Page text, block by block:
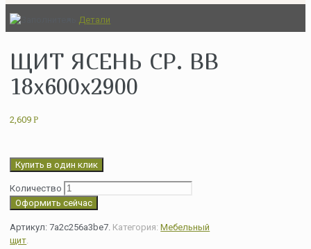
ЩИТ ЯСЕНЬ СР. ВВ
18x600x2900
2,609Р
Купить в один клик
Количество
Оформить сейчас
Артикул:7a2c256a3be7. Категория:Мебельный
щит.
Детали